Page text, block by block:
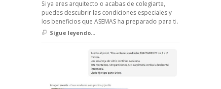
Si ya eres arquitecto o acabas de colegiarte,
puedes descubrir las condiciones especiales y
los beneficios que ASEMAS ha preparado para ti.
Sigue leyendo...